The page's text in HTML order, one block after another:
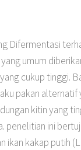
Difermentasi
umum
cukup tinggi.
pakan
kitin yang
penelitian ini
ikan kakap putih